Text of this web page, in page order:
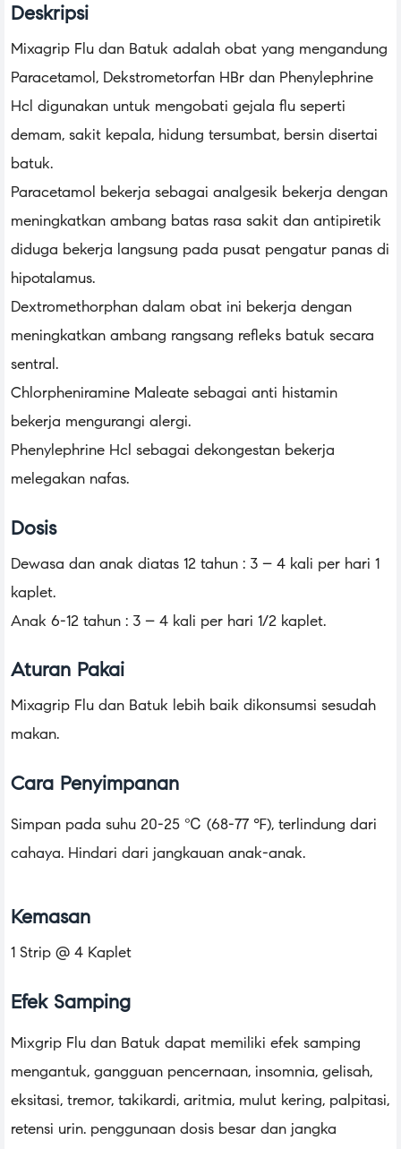
Deskripsi
Mixagrip Flu dan Batuk adalah obat yang mengandung
Paracetamol, Dekstrometorfan HBr dan Phenylephrine
Hcl digunakan untuk mengobati gejala flu seperti
demam, sakit kepala, hidung tersumbat, bersin disertai
batuk.
Paracetamol bekerja sebagai analgesik bekerja dengan
meningkatkan ambang batas rasa sakit dan antipiretik
diduga bekerja langsung pada pusat pengatur panas di
hipotalamus.
Dextromethorphan dalam obat ini bekerja dengan
meningkatkan ambang rangsang refleks batuk secara
sentral.
Chlorpheniramine Maleate sebagai anti histamin
bekerja mengurangi alergi.
Phenylephrine Hcl sebagai dekongestan bekerja
melegakan nafas.
Dosis
Dewasa dan anak diatas 12 tahun : 3 – 4 kali per hari 1
kaplet.
Anak 6-12 tahun : 3 – 4 kali per hari 1/2 kaplet.
Aturan Pakai
Mixagrip Flu dan Batuk lebih baik dikonsumsi sesudah
makan.
Cara Penyimpanan
Simpan pada suhu 20-25 ℃ (68-77 ℉), terlindung dari
cahaya. Hindari dari jangkauan anak-anak.
Kemasan
1 Strip @ 4 Kaplet
Efek Samping
Mixgrip Flu dan Batuk dapat memiliki efek samping
mengantuk, gangguan pencernaan, insomnia, gelisah,
eksitasi, tremor, takikardi, aritmia, mulut kering, palpitasi,
retensi urin. penggunaan dosis besar dan jangka